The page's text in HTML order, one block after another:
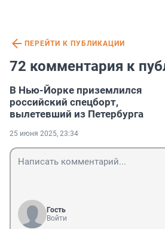
ПЕРЕЙТИ К ПУБЛИКАЦИИ
72 комментария к
В Нью-Йорке приземлился
российский спецборт,
вылетевший из Петербурга
25 июня 2025, 23:34
Гость
Войти